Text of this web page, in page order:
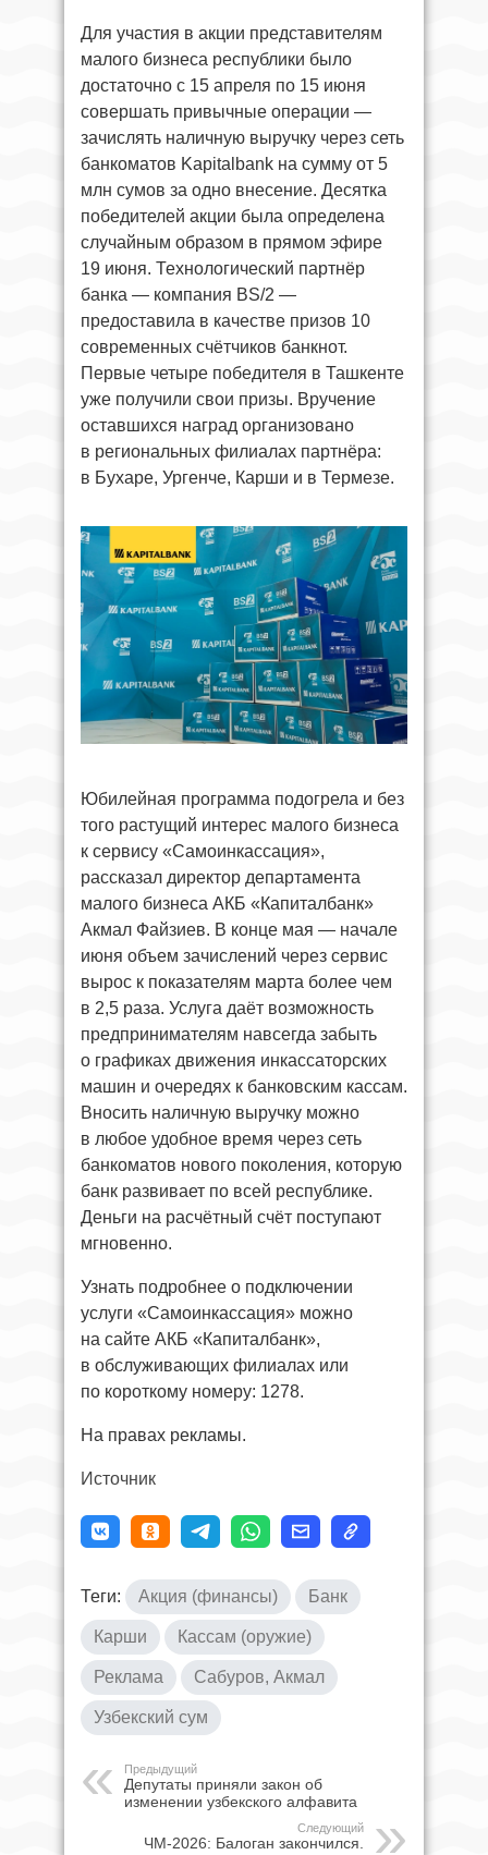
Для участия в акции представителям
малого бизнеса республики было
достаточно с 15 апреля по 15 июня
совершать привычные операции —
зачислять наличную выручку через сеть
банкоматов Kapitalbank на сумму от 5
млн сумов за одно внесение. Десятка
победителей акции была определена
случайным образом в прямом эфире
19 июня. Технологический партнёр
банка — компания BS/2 —
предоставила в качестве призов 10
современных счётчиков банкнот.
Первые четыре победителя в Ташкенте
уже получили свои призы. Вручение
оставшихся наград организовано
в региональных филиалах партнёра:
в Бухаре, Ургенче, Карши и в Термезе.
Юбилейная программа подогрела и без
того растущий интерес малого бизнеса
к сервису «Самоинкассация»,
рассказал директор департамента
малого бизнеса АКБ «Капиталбанк»
Акмал Файзиев. В конце мая — начале
июня объем зачислений через сервис
вырос к показателям марта более чем
в 2,5 раза. Услуга даёт возможность
предпринимателям навсегда забыть
о графиках движения инкассаторских
машин и очередях к банковским кассам.
Вносить наличную выручку можно
в любое удобное время через сеть
банкоматов нового поколения, которую
банк развивает по всей республике.
Деньги на расчётный счёт поступают
мгновенно.
Узнать подробнее о подключении
услуги «Самоинкассация» можно
на сайте АКБ «Капиталбанк»,
в обслуживающих филиалах или
по короткому номеру: 1278.
На правах рекламы.
Источник
Теги: Акция (финансы) Банк
Карши Кассам (оружие)
Реклама Сабуров, Акмал
Узбекский сум
Предыдущий
Депутаты приняли закон об
изменении узбекского алфавита
Следующий
ЧМ-2026: Балоган закончился.